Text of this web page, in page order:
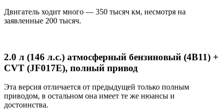
Двигатель ходит много — 350 тысяч км, несмотря на
заявленные 200 тысяч.
2.0 л (146 л.с.) атмосферный бензиновый (4B11) +
CVT (JF017E), полный привод
Эта версия отличается от предыдущей только полным
приводом, в остальном она имеет те же нюансы и
достоинства.